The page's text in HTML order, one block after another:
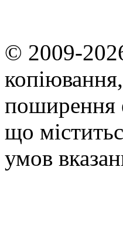
© 2009-
поширення
що
умов